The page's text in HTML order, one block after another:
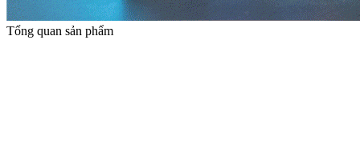
Tổng quan sản phẩm